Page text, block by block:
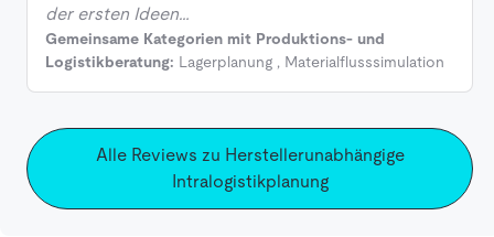
der ersten Ideen…
Gemeinsame Kategorien mit Produktions- und
Logistikberatung: Lagerplanung , Materialflusssimulation
Alle Reviews zu Herstellerunabhängige
Intralogistikplanung